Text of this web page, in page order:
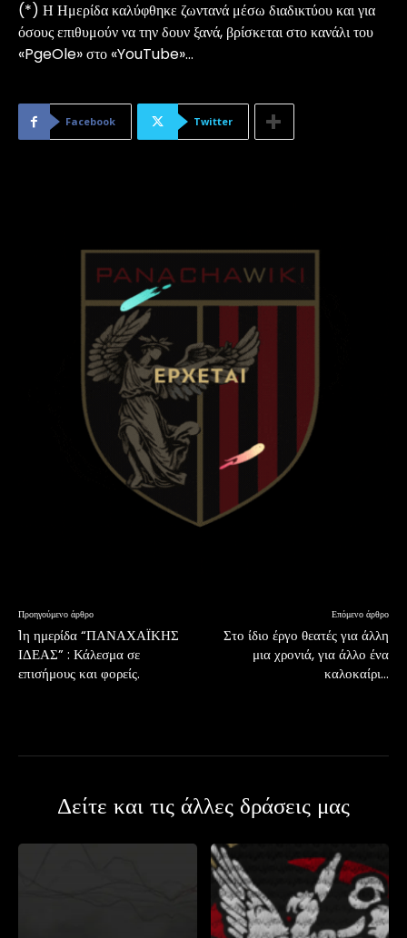
(*) Η Ημερίδα καλύφθηκε ζωντανά μέσω διαδικτύου και για
όσους επιθυμούν να την δουν ξανά, βρίσκεται στο κανάλι του
«PgeOle» στο «YouTube»…
Facebook Twitter
Προηγούμενο άρθρο
1η ημερίδα “ΠΑΝΑΧΑΪΚΗΣ
ΙΔΕΑΣ” : Κάλεσμα σε
επισήμους και φορείς.
Επόμενο άρθρο
Στο ίδιο έργο θεατές για άλλη
μια χρονιά, για άλλο ένα
καλοκαίρι…
Δείτε και τις άλλες δράσεις μας